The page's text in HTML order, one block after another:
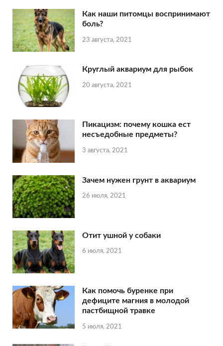
Как наши питомцы воспринимают
боль?
23 августа, 2021
Круглый аквариум для рыбок
20 августа, 2021
Пикацизм: почему кошка ест
несъедобные предметы?
3 августа, 2021
Зачем нужен грунт в аквариум
26 июля, 2021
Отит ушной у собаки
6 июля, 2021
Как помочь буренке при
дефиците магния в молодой
пастбищной травке
5 июля, 2021